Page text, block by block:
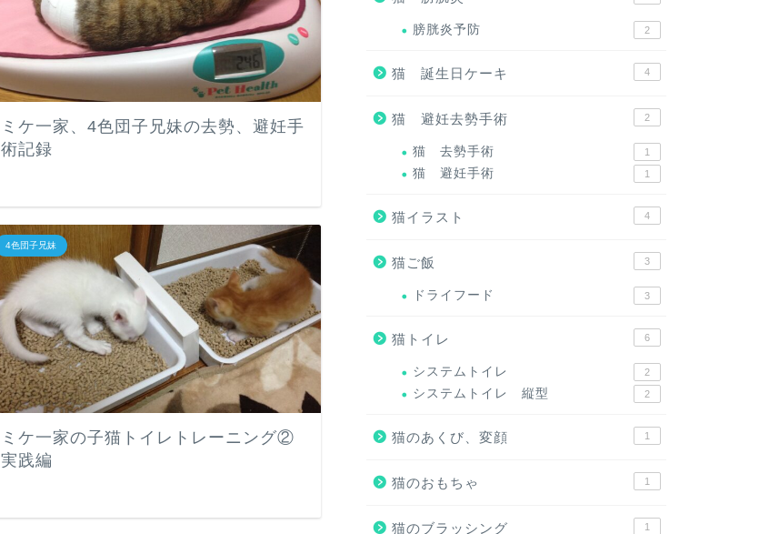
ミケ一家、4色団子兄妹の去勢、避妊手
術記録
4色団子兄妹
ミケ一家の子猫トイレトレーニング②
実践編
膀胱炎予防 2
猫 誕生日ケーキ 4
猫 避妊去勢手術 2
猫 去勢手術 1
猫 避妊手術 1
猫イラスト 4
猫ご飯 3
ドライフード 3
猫トイレ 6
システムトイレ 2
システムトイレ 縦型 2
猫のあくび、変顔 1
猫のおもちゃ 1
猫のブラッシング 1